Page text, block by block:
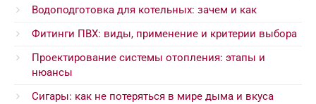
Водоподготовка для котельных: зачем и как
Фитинги ПВХ: виды, применение и критерии выбора
Проектирование системы отопления: этапы и
нюансы
Сигары: как не потеряться в мире дыма и вкуса